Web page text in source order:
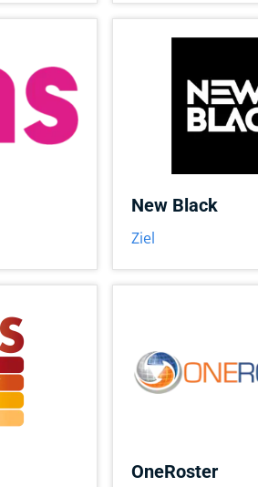
New Black
Ziel
OneRoster